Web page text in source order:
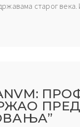
старог века.